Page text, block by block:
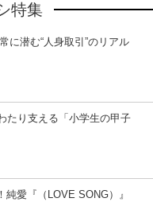
特集
に潜む“人身取引”のリアル
たり支える「小学生の甲子
愛『（LOVE SONG）』